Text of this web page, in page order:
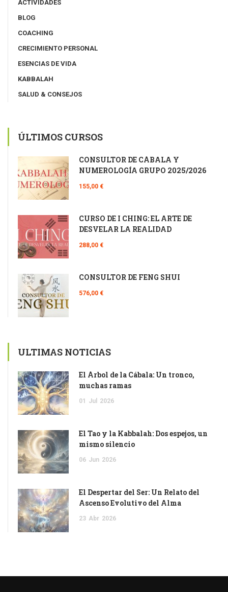
ACTIVIDADES
BLOG
COACHING
CRECIMIENTO PERSONAL
ESENCIAS DE VIDA
KABBALAH
SALUD & CONSEJOS
ÚLTIMOS CURSOS
CONSULTOR DE CÁBALA Y
NUMEROLOGÍA GRUPO 2025/2026
155,00 €
CURSO DE I CHING: EL ARTE DE
DESVELAR LA REALIDAD
288,00 €
CONSULTOR DE FENG SHUI
576,00 €
ULTIMAS NOTICIAS
El Árbol de la Cábala: Un tronco,
muchas ramas
01 Jul 2026
El Tao y la Kabbalah: Dos espejos, un
mismo silencio
06 Jun 2026
El Despertar del Ser: Un Relato del
Ascenso Evolutivo del Alma
23 Abr 2026